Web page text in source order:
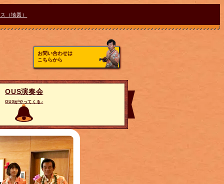
（地図）
お問い合わせは
こちらから
OUS演奏会
OUSがやってくる♪